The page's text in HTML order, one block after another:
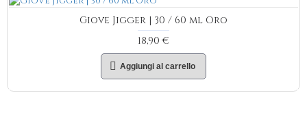
Giove Jigger | 30 / 60 ml Oro
18,90 €
Aggiungi al carrello